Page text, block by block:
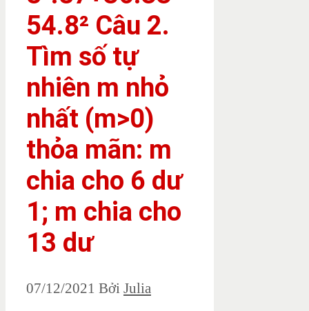
54.8² Câu 2.
Tìm số tự
nhiên m nhỏ
nhất (m>0)
thỏa mãn: m
chia cho 6 dư
1; m chia cho
13 dư
07/12/2021 Bởi Julia